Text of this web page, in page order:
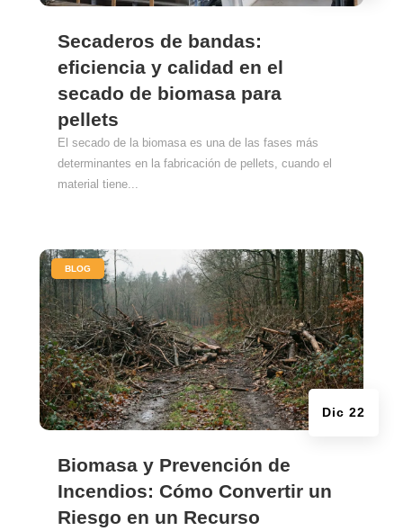
Secaderos de bandas:
eficiencia y calidad en el
secado de biomasa para
pellets
El secado de la biomasa es una de las fases más
determinantes en la fabricación de pellets, cuando el
material tiene...
Biomasa y Prevención de
Incendios: Cómo Convertir un
Riesgo en un Recurso
Dic 22
BLOG